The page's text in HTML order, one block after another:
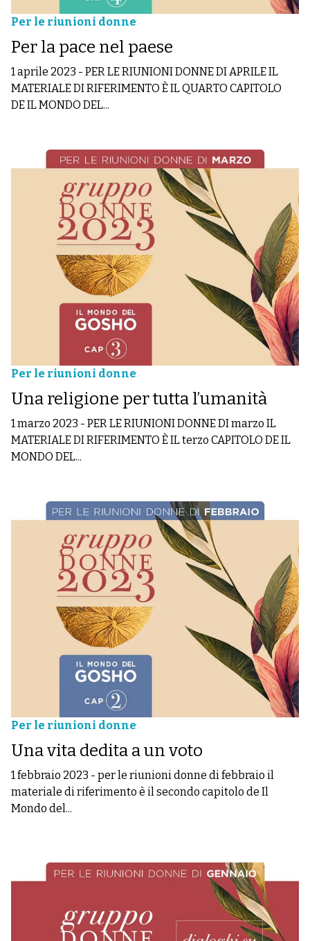
Per le riunioni donne
Per la pace nel paese
1 aprile 2023 - PER LE RIUNIONI DONNE DI APRILE IL
MATERIALE DI RIFERIMENTO È IL QUARTO CAPITOLO
DE IL MONDO DEL...
Per le riunioni donne
Una religione per tutta l’umanità
1 marzo 2023 - PER LE RIUNIONI DONNE DI marzo IL
MATERIALE DI RIFERIMENTO È IL terzo CAPITOLO DE IL
MONDO DEL...
Per le riunioni donne
Una vita dedita a un voto
1 febbraio 2023 - per le riunioni donne di febbraio il
materiale di riferimento è il secondo capitolo de Il
Mondo del...